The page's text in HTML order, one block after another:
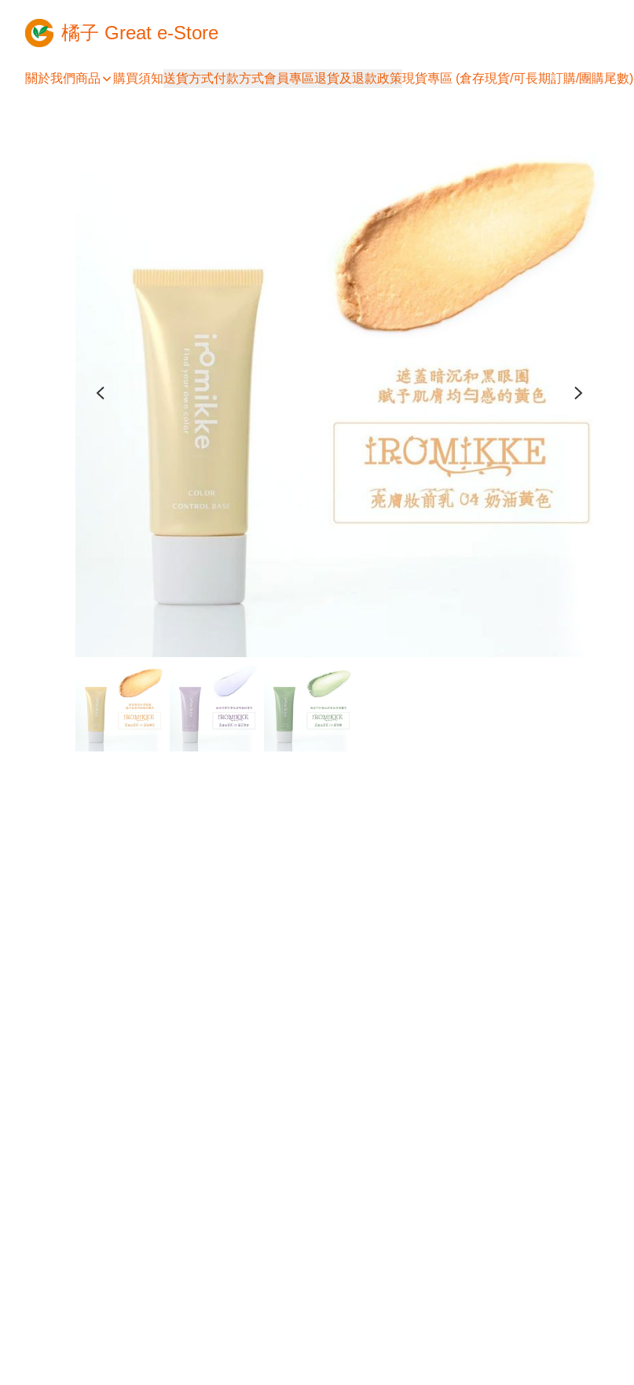
橘子 Great e-Store
關於我們商品 購買須知送貨方式付款方式會員專區退貨及退款政策現貨專區 (倉存現貨/可長期訂購/團購尾數)